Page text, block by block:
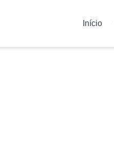
Início